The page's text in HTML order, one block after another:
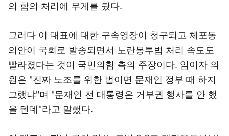
의 합의 처리에 무게를 뒀다.
그러다 이 대표에 대한 구속영장이 청구되고 체포동
의안이 국회로 발송되면서 노란봉투법 처리 속도도
빨라졌다는 것이 국민의힘 측의 주장이다. 임이자 의
원은 "진짜 노조를 위한 법이면 문재인 정부 때 하지
그랬냐"며 "문재인 전 대통령은 거부권 행사를 안 했
을 텐데"라고 말했다.